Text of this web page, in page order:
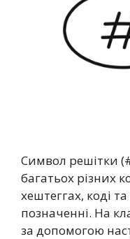
Символ решітки
багатьох різних
хештеггах, коді
позначенні. На
за допомогою